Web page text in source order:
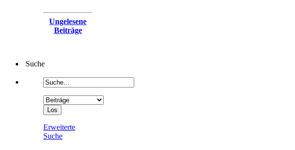
Ungelesene
Beiträge
Suche
Erweiterte
Suche